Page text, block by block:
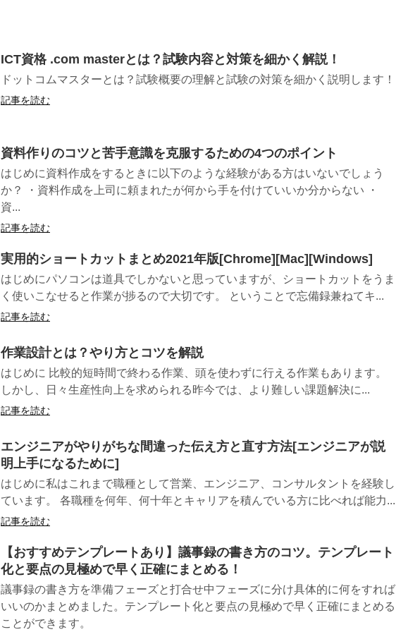
ICT資格 .com masterとは？試験内容と対策を細かく解説！
ドットコムマスターとは？試験概要の理解と試験の対策を細かく説明します！
記事を読む
資料作りのコツと苦手意識を克服するための4つのポイント
はじめに資料作成をするときに以下のような経験がある方はいないでしょう
か？ ・資料作成を上司に頼まれたが何から手を付けていいか分からない ・
資...
記事を読む
実用的ショートカットまとめ2021年版[Chrome][Mac][Windows]
はじめにパソコンは道具でしかないと思っていますが、ショートカットをうま
く使いこなせると作業が捗るので大切です。 ということで忘備録兼ねてキ...
記事を読む
作業設計とは？やり方とコツを解説
はじめに 比較的短時間で終わる作業、頭を使わずに行える作業もあります。
しかし、日々生産性向上を求められる昨今では、より難しい課題解決に...
記事を読む
エンジニアがやりがちな間違った伝え方と直す方法[エンジニアが説
明上手になるために]
はじめに私はこれまで職種として営業、エンジニア、コンサルタントを経験し
ています。 各職種を何年、何十年とキャリアを積んでいる方に比べれば能力...
記事を読む
【おすすめテンプレートあり】議事録の書き方のコツ。テンプレート
化と要点の見極めで早く正確にまとめる！
議事録の書き方を準備フェーズと打合せ中フェーズに分け具体的に何をすれば
いいのかまとめました。テンプレート化と要点の見極めで早く正確にまとめる
ことができます。